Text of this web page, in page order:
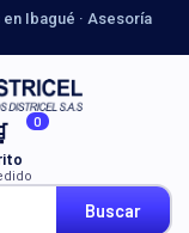
Ibagué · Asesoría
Buscar
0